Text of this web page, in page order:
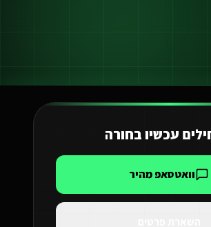
עכשיו בחורה
וואטסאפ מהיר